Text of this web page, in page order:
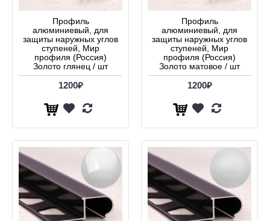
Профиль
алюминиевый, для
защиты наружных углов
ступеней, Мир
профиля (Россия)
Золото глянец / шт
1200₽
Профиль
алюминиевый, для
защиты наружных углов
ступеней, Мир
профиля (Россия)
Золото матовое / шт
1200₽